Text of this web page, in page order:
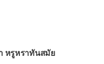
หรูหราทันสมัย